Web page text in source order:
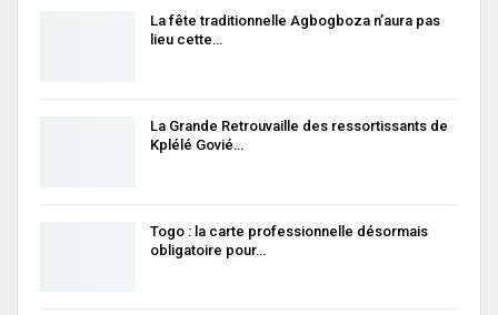
La fête traditionnelle Agbogboza n’aura pas
lieu cette…
La Grande Retrouvaille des ressortissants de
Kplélé Govié…
Togo : la carte professionnelle désormais
obligatoire pour…